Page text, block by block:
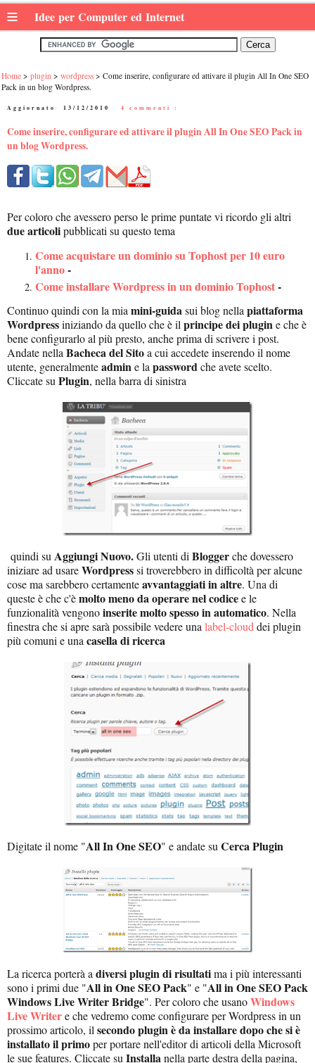
≡ Idee per Computer ed Internet
Home plugin wordpress
Come inserire, configurare ed attivare il plugin All In One SEO
Pack in un blog Wordpress.
Aggiornato: 13/12/2010 4 commenti :
Come inserire, configurare ed attivare il plugin All In One SEO Pack in
un blog Wordpress.
Per coloro che avessero perso le prime puntate vi ricordo gli altri
due articolipubblicati su questo tema
Come acquistare un dominio su Tophost per 10 euro
l'anno-
Come installare Wordpress in un dominio Tophost-
Continuo quindi con la mia mini-guidasui blog nella piattaforma
Wordpressiniziando da quello che è il principe dei plugine che è
bene configurarlo al più presto, anche prima di scrivere i post.
Andate nella Bacheca del Sitoa cui accedete inserendo il nome
utente, generalmenteadmine la passwordche avete scelto.
Cliccate su Plugin, nella barra di sinistra
quindi suAggiungi Nuovo.Gli utenti diBloggerche dovessero
iniziare ad usareWordpresssi troverebbero in difficoltà per alcune
cose ma sarebbero certamenteavvantaggiati in altre. Una di
queste è che c'èmolto meno da operare nel codicee le
funzionalità vengonoinserite molto spesso in automatico. Nella
finestra che si apre sarà possibile vedere unalabel-clouddei plugin
più comuni e unacasella di ricerca
Digitate il nome "All In One SEO" e andate suCerca Plugin
La ricerca porterà a diversi plugin di risultatima i più interessanti
sono i primi due "All in One SEO Pack" e "All in One SEO Pack
Windows Live WriterBridge". Per coloro che usanoWindows
Live Writere che vedremo come configurare per Wordpress in un
prossimo articolo, il secondo plugin è da installare dopo che si è
installato il primoper portare nell'editor di articoli della Microsoft
le sue features. Cliccate su Installa nella parte destra della pagina,